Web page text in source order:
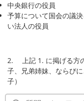
中央銀行の役員
予算について国会の議
い法人の役員
2. 上記 1. に掲げる方の
子、兄弟姉妹、ならび
子）